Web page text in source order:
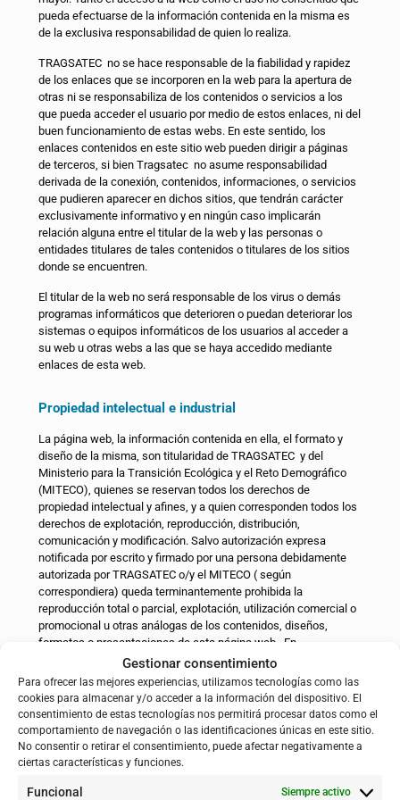
Gestionar consentimiento
Para ofrecer las mejores experiencias, utilizamos tecnologías como las
cookies para almacenar y/o acceder a la información del dispositivo. El
consentimiento de estas tecnologías nos permitirá procesar datos como el
comportamiento de navegación o las identificaciones únicas en este sitio.
No consentir o retirar el consentimiento, puede afectar negativamente a
ciertas características y funciones.
Funcional Siempre activo
pueda efectuarse de la información contenida en la misma es
de la exclusiva responsabilidad de quien lo realiza.
TRAGSATEC no se hace responsable de la fiabilidad y rapidez
de los enlaces que se incorporen en la web para la apertura de
otras ni se responsabiliza de los contenidos o servicios a los
que pueda acceder el usuario por medio de estos enlaces, ni del
buen funcionamiento de estas webs. En este sentido, los
enlaces contenidos en este sitio web pueden dirigir a páginas
de terceros, si bien Tragsatec no asume responsabilidad
derivada de la conexión, contenidos, informaciones, o servicios
que pudieren aparecer en dichos sitios, que tendrán carácter
exclusivamente informativo y en ningún caso implicarán
relación alguna entre el titular de la web y las personas o
entidades titulares de tales contenidos o titulares de los sitios
donde se encuentren.
El titular de la web no será responsable de los virus o demás
programas informáticos que deterioren o puedan deteriorar los
sistemas o equipos informáticos de los usuarios al acceder a
su web u otras webs a las que se haya accedido mediante
enlaces de esta web.
Propiedad intelectual e industrial
La página web, la información contenida en ella, el formato y
diseño de la misma, son titularidad de TRAGSATEC y del
Ministerio para la Transición Ecológica y el Reto Demográfico
(MITECO), quienes se reservan todos los derechos de
propiedad intelectual y afines, y a quien corresponden todos los
derechos de explotación, reproducción, distribución,
comunicación y modificación. Salvo autorización expresa
notificada por escrito y firmado por una persona debidamente
autorizada por TRAGSATEC o/y el MITECO ( según
correspondiera) queda terminantemente prohibida la
reproducción total o parcial, explotación, utilización comercial o
promocional u otras análogas de los contenidos, diseños,
formatos o presentaciones de esta página web. En
consecuencia, son propiedad deTRAGSATEC
MITECO (Según corresponda) todos los derechos de propiedad
industrial e intelectual de la web, así como de los contenidos
que alberga. Cualquier uso de la web o sus contenidos deberá
tener un carácter exclusivamente particular. Está reservado
exclusivamente a TRAGSATECy/o a MITECO (Según
corresponda) cualquier otro uso que suponga la copia,
pública o cualquier otra acción similar, de todo o parte de los